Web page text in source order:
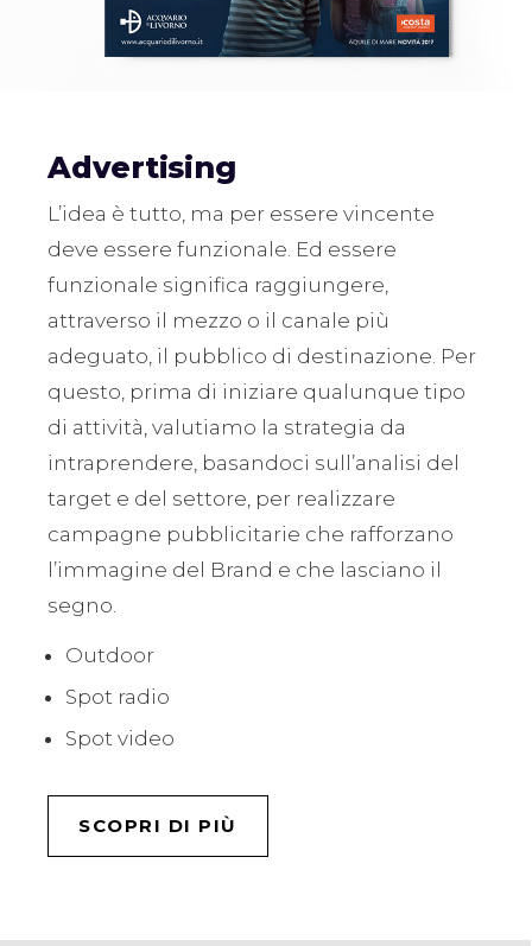
Advertising
L’idea è tutto, ma per essere vincente
deve essere funzionale. Ed essere
funzionale significa raggiungere,
attraverso il mezzo o il canale più
adeguato, il pubblico di destinazione. Per
questo, prima di iniziare qualunque tipo
di attività, valutiamo la strategia da
intraprendere, basandoci sull’analisi del
target e del settore, per realizzare
campagne pubblicitarie che rafforzano
l’immagine del Brand e che lasciano il
segno.
Outdoor
Spot radio
Spot video
SCOPRI DI PIÙ